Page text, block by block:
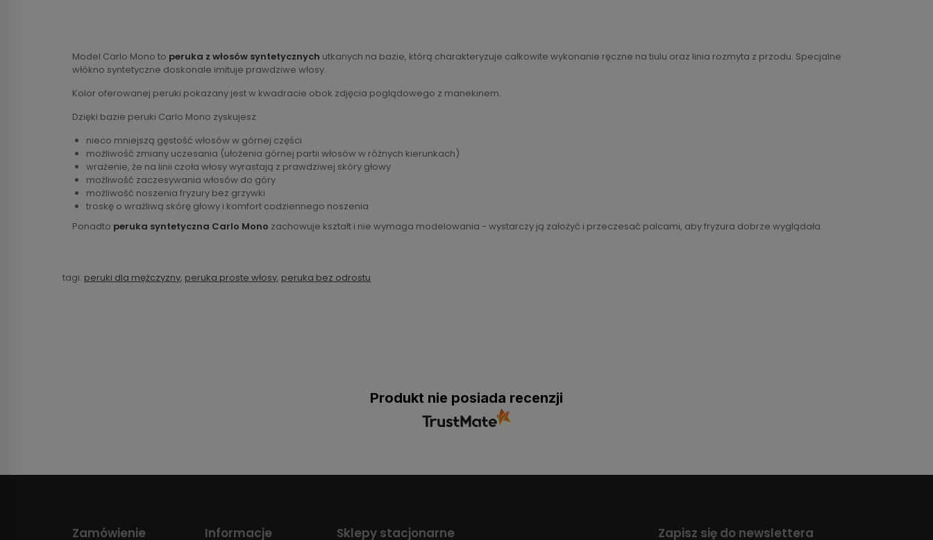
Model Carlo Mono to peruka z włosów syntetycznych utkanych na bazie, którą charakteryzuje całkowite wykonanie ręczne na tiulu oraz linia rozmyta z przodu. Specjalne
włókno syntetyczne doskonale imituje prawdziwe włosy.
Kolor oferowanej peruki pokazany jest w kwadracie obok zdjęcia poglądowego z manekinem.
Dzięki bazie peruki Carlo Mono zyskujesz:
nieco mniejszą gęstość włosów w górnej części
możliwość zmiany uczesania (ułożenia górnej partii włosów w różnych kierunkach)
wrażenie, że na linii czoła włosy wyrastają z prawdziwej skóry głowy
możliwość zaczesywania włosów do góry
możliwość noszenia fryzury bez grzywki
troskę o wrażliwą skórę głowy i komfort codziennego noszenia
Ponadto peruka syntetyczna Carlo Mono zachowuje kształt i nie wymaga modelowania - wystarczy ją założyć i przeczesać palcami, aby fryzura dobrze wyglądała.
tagi: peruki dla mężczyzny, peruka proste włosy, peruka bez odrostu
Produkt nie posiada recenzji
Zamówienie Informacje Sklepy stacjonarne Zapisz się do newslettera